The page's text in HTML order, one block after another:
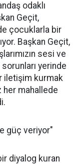
odaklı
Geçit,
çocuklarla bir
Başkan Geçit,
sesi ve
yerinde
iletişim kurmak
her mahallede
güç veriyor"
diyalog kuran